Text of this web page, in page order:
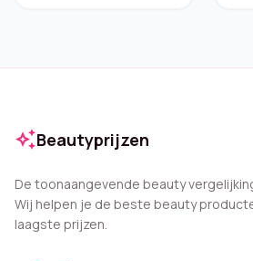
auto_awesomeBeautyprijzen
De toonaangevende beauty
Wij helpen je de beste beauty
laagste prijzen.